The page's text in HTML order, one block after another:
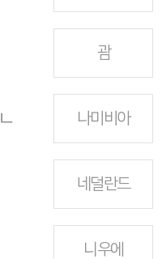
괌
ㄴ 나미비아
네덜란드
니우에